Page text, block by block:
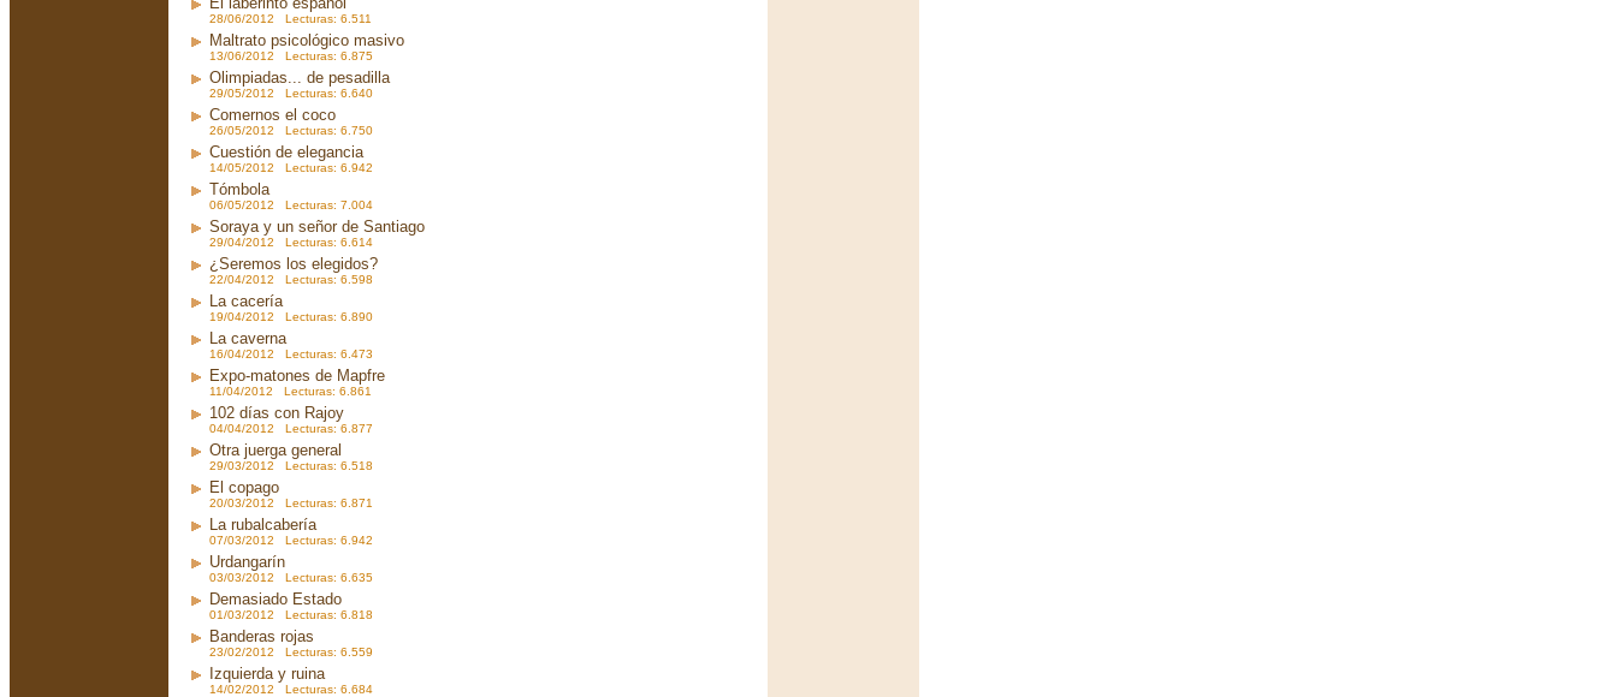
28/06/2012 Lecturas: 6.511
Maltrato psicológico masivo
13/06/2012 Lecturas: 6.875
Olimpiadas... de pesadilla
29/05/2012 Lecturas: 6.640
Comernos el coco
26/05/2012 Lecturas: 6.750
Cuestión de elegancia
14/05/2012 Lecturas: 6.942
Tómbola
06/05/2012 Lecturas: 7.004
Soraya y un señor de Santiago
29/04/2012 Lecturas: 6.614
¿Seremos los elegidos?
22/04/2012 Lecturas: 6.598
La cacería
19/04/2012 Lecturas: 6.890
La caverna
16/04/2012 Lecturas: 6.473
Expo-matones de Mapfre
11/04/2012 Lecturas: 6.861
102 días con Rajoy
04/04/2012 Lecturas: 6.877
Otra juerga general
29/03/2012 Lecturas: 6.518
El copago
20/03/2012 Lecturas: 6.871
La rubalcabería
07/03/2012 Lecturas: 6.942
Urdangarín
03/03/2012 Lecturas: 6.635
Demasiado Estado
01/03/2012 Lecturas: 6.818
Banderas rojas
23/02/2012 Lecturas: 6.559
Izquierda y ruina
14/02/2012 Lecturas: 6.684